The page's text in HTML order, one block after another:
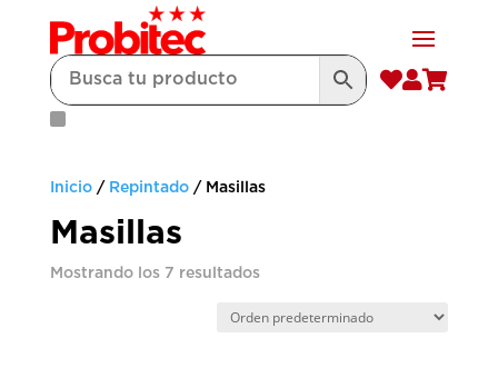

Inicio/ Repintado/ Masillas
Masillas
Mostrando los 7 resultados